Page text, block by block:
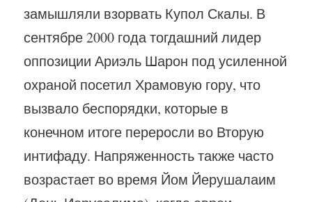
замышляли взорвать Купол Скалы. В
сентябре 2000 года тогдашний лидер
оппозиции Ариэль Шарон под усиленной
охраной посетил Храмовую гору, что
вызвало беспорядки, которые в
конечном итоге переросли во Вторую
интифаду. Напряженность также часто
возрастает во время Йом Йерушалаим